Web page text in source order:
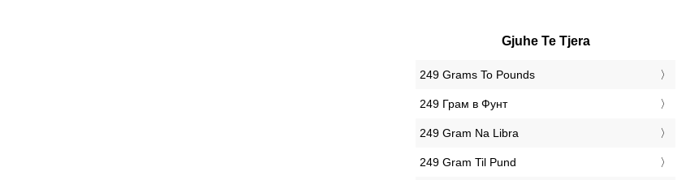
Gjuhe Te Tjera
‎249 Grams To Pounds
‎249 Грам в Фунт
‎249 Gram Na Libra
‎249 Gram Til Pund